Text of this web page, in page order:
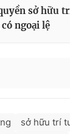
sở hữu
ngoại lệ
sở hữu trí